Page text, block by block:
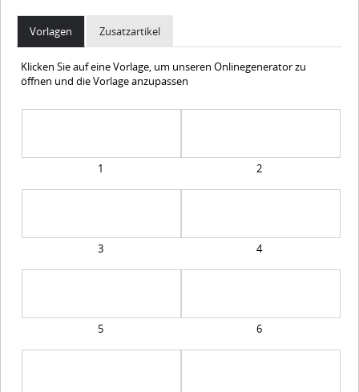
Vorlagen Zusatzartikel
Klicken Sie auf eine Vorlage, um unseren Onlinegenerator zu
öffnen und die Vorlage anzupassen
1 2
3 4
5 6